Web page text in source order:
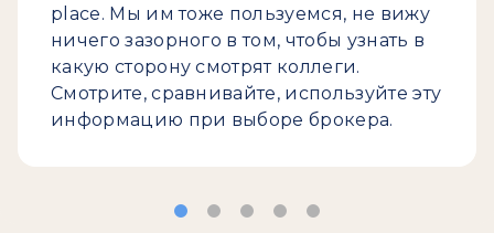
place. Мы им тоже пользуемся, не вижу
ничего зазорного в том, чтобы узнать в
какую сторону смотрят коллеги.
Смотрите, сравнивайте, используйте эту
информацию при выборе брокера.